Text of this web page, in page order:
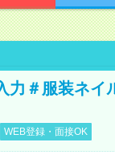
力＃服装ネイ
WEB登録・面接OK